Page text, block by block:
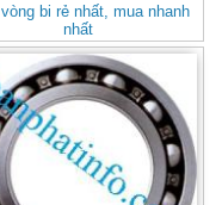
vòng bi rẻ nhất, mua nhanh
nhất